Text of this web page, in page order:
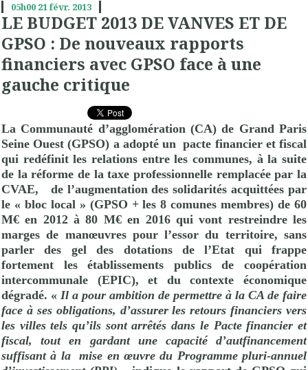
05h00 21févr. 2013
LE BUDGET 2013 DE VANVES ET DE
GPSO : De nouveaux rapports
financiers avec GPSO face à une
gauche critique
La Communauté d’agglomération (CA) de Grand Paris
Seine Ouest (GPSO) a adopté un pacte financier et fiscal
qui redéfinit les relations entre les communes, à la suite
de la réforme de la taxe professionnelle remplacée par la
CVAE,
de l’augmentation des solidarités acquittées par
le « bloc local » (GPSO + les 8 comunes membres) de 60
M€ en 2012 à 80 M€ en 2016 qui vont restreindre les
marges de manœuvres pour l’essor du territoire, sans
parler des gel des dotations de l’Etat qui frappe
fortement les établissements publics de coopération
intercommunale (EPIC), et du contexte économique
dégradé. « Il a pour ambition de permettre à la CA de faire
face à ses obligations, d’assurer les retours financiers vers
les villes tels qu’ils sont arrêtés dans le Pacte financier et
fiscal, tout en gardant une capacité d’autfinancement
suffisant à la
mise en œuvre du Programme pluri-annuel